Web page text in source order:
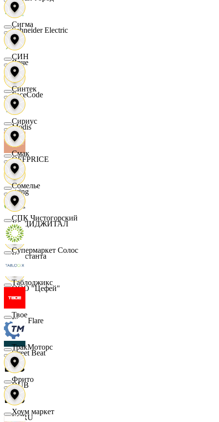
Schneider Electric
Ярче
FaceCode
Modis
OFFPRICE
string
X5 ДИДЖИТАЛ
Константа
ООО "Цефей"
Finn Flare
Street Beat
DUB
ECRU
Сигма
СИН
Синтек
Сириус
Смак
Сомелье
СПК Чистогорский
Супермаркет Солос
Таблоджикс
Твое
ТракМоторс
Фрито
Хоум маркет